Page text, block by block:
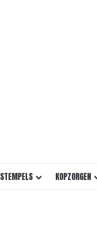
STEMPELS KOPZORGEN